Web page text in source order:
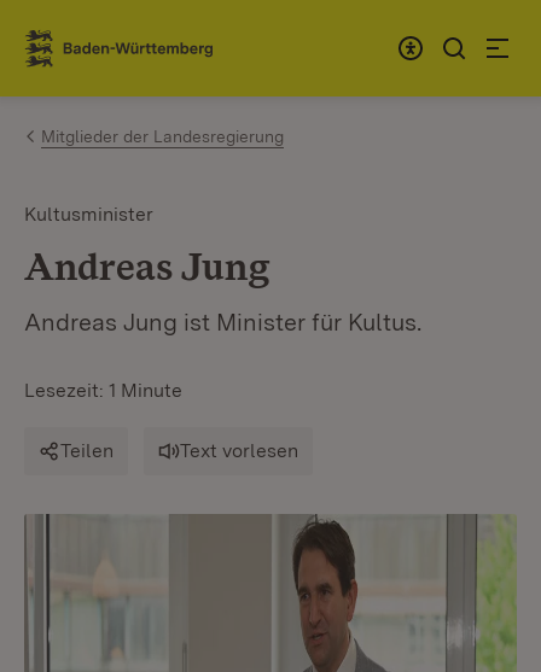
Zum Inhalt springen
Link zur Startseite
Mitglieder der Landesregierung
Kultusminister
Andreas Jung
Andreas Jung ist Minister für Kultus.
Lesezeit: 1 Minute
Teilen Text vorlesen